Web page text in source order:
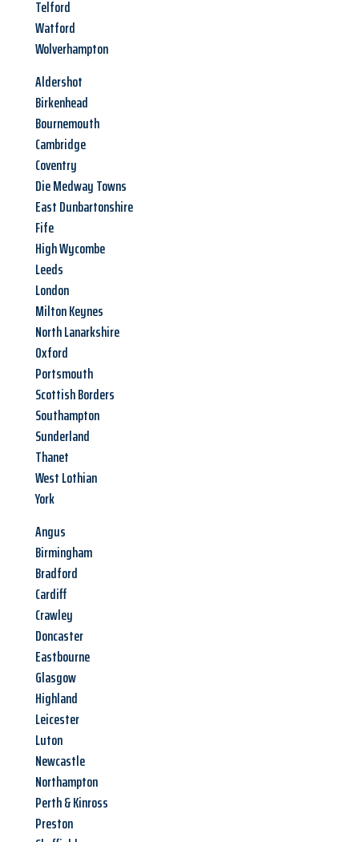
Telford
Watford
Wolverhampton
Aldershot
Birkenhead
Bournemouth
Cambridge
Coventry
Die Medway Towns
East Dunbartonshire
Fife
High Wycombe
Leeds
London
Milton Keynes
North Lanarkshire
Oxford
Portsmouth
Scottish Borders
Southampton
Sunderland
Thanet
West Lothian
York
Angus
Birmingham
Bradford
Cardiff
Crawley
Doncaster
Eastbourne
Glasgow
Highland
Leicester
Luton
Newcastle
Northampton
Perth & Kinross
Preston